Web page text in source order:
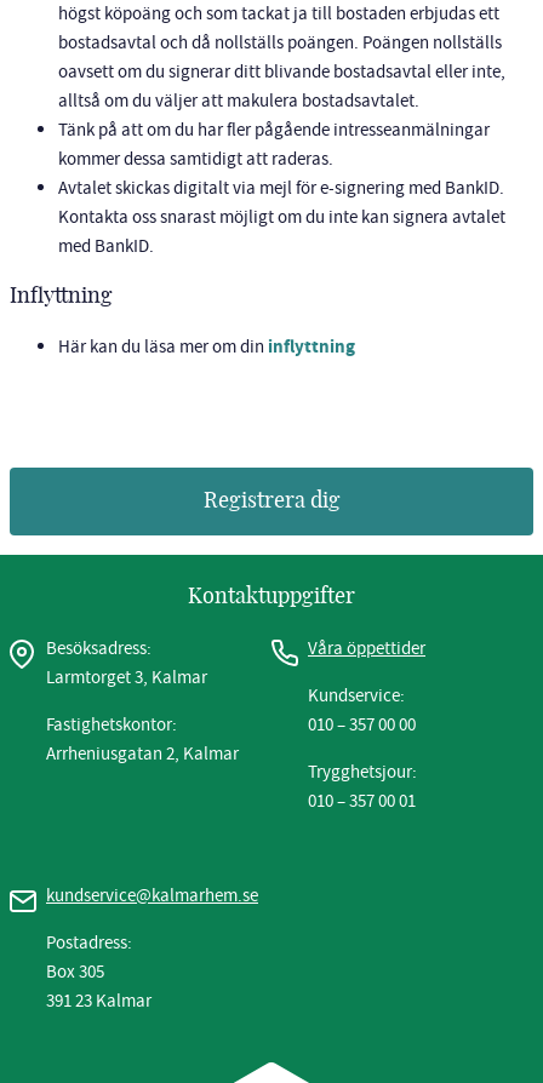
högst köpoäng och som tackat ja till bostaden erbjudas ett
bostadsavtal och då nollställs poängen. Poängen nollställs
oavsett om du signerar ditt blivande bostadsavtal eller inte,
alltså om du väljer att makulera bostadsavtalet.
Tänk på att om du har fler pågående intresseanmälningar
kommer dessa samtidigt att raderas.
Avtalet skickas digitalt via mejl för e-signering med BankID.
Kontakta oss snarast möjligt om du inte kan signera avtalet
med BankID.
Inflyttning
Här kan du läsa mer om din inflyttning
Registrera dig
Kontaktuppgifter
Besöksadress:
Larmtorget 3, Kalmar
Fastighetskontor:
Arrheniusgatan 2, Kalmar
Våra öppettider
Kundservice:
010 – 357 00 00
Trygghetsjour:
010 – 357 00 01
kundservice@kalmarhem.se
Postadress:
Box 305
391 23 Kalmar